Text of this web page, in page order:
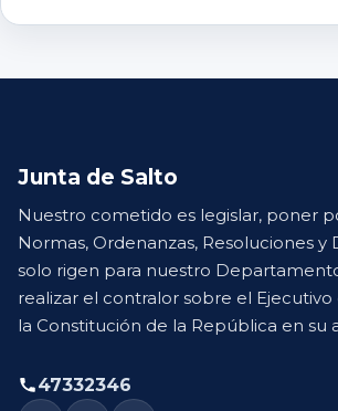
Junta de Salto
Nuestro cometido es legislar, poner
Normas, Ordenanzas, Resoluciones y
solo rigen para nuestro
realizar el contralor sobre el
la Constitución de la República en su
47332346